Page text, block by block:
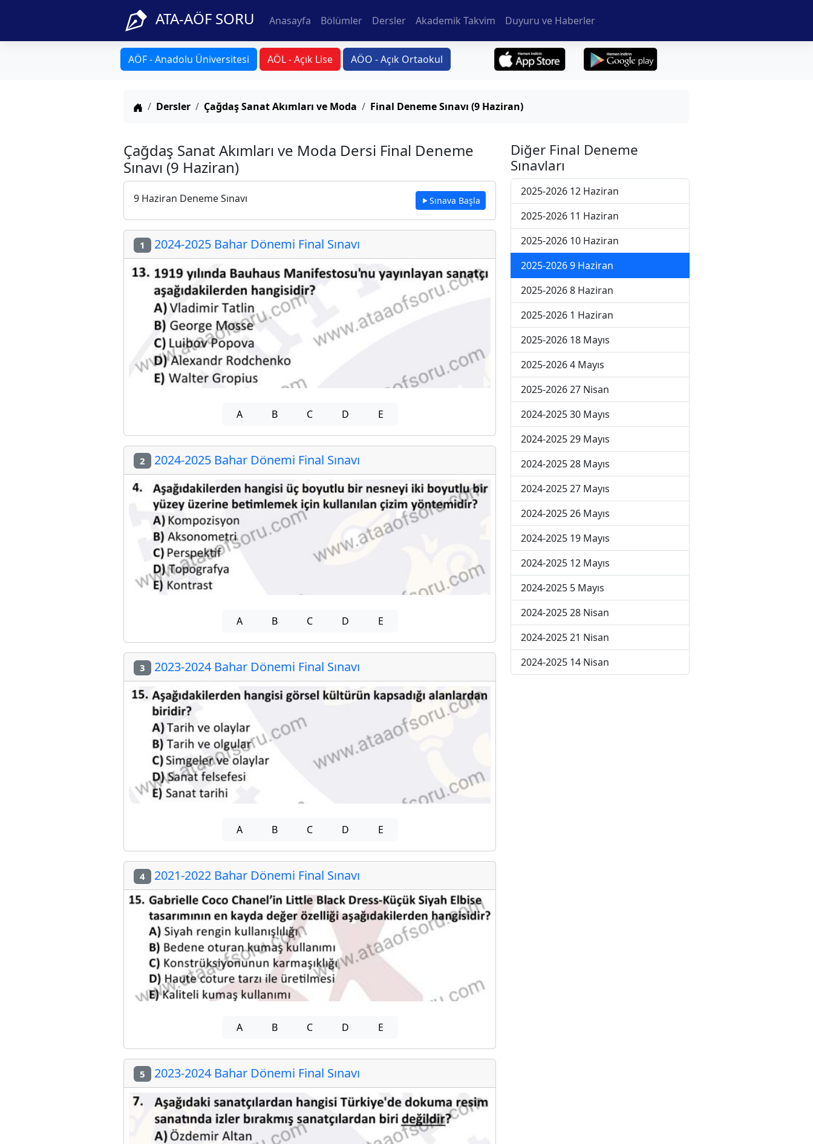
ATA-AÖF SORU Anasayfa Bölümler Dersler Akademik Takvim Duyuru ve Haberler
AÖF - Anadolu Üniversitesi AÖL - Açık Lise AÖO - Açık Ortaokul
Anasayfa
Dersler Çağdaş Sanat Akımları ve Moda Final Deneme Sınavı (9 Haziran)
Çağdaş Sanat Akımları ve Moda Dersi Final Deneme
Sınavı (9 Haziran)
9 Haziran Deneme Sınavı Sınava Başla
1 2024-2025 Bahar Dönemi Final Sınavı
A B C D E
2 2024-2025 Bahar Dönemi Final Sınavı
A B C D E
3 2023-2024 Bahar Dönemi Final Sınavı
A B C D E
4 2021-2022 Bahar Dönemi Final Sınavı
A B C D E
5 2023-2024 Bahar Dönemi Final Sınavı
Diğer Final Deneme
Sınavları
2025-2026 12 Haziran
2025-2026 11 Haziran
2025-2026 10 Haziran
2025-2026 9 Haziran
2025-2026 8 Haziran
2025-2026 1 Haziran
2025-2026 18 Mayıs
2025-2026 4 Mayıs
2025-2026 27 Nisan
2024-2025 30 Mayıs
2024-2025 29 Mayıs
2024-2025 28 Mayıs
2024-2025 27 Mayıs
2024-2025 26 Mayıs
2024-2025 19 Mayıs
2024-2025 12 Mayıs
2024-2025 5 Mayıs
2024-2025 28 Nisan
2024-2025 21 Nisan
2024-2025 14 Nisan